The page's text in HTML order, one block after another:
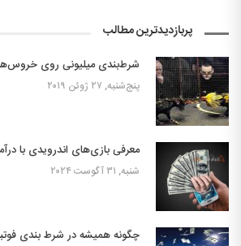
پربازدیدترین مطالب
شرط‌بندی میلیونی روی
پنج‌شنبه, ۲۷ ژوئن ۲۰۱۹
معرفی بازی‌های اندرویدی با
شنبه, ۳۱ آگوست ۲۰۲۴
چگونه همیشه در شرط بندی